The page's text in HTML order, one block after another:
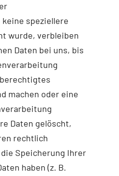
speziellere
wurde, verbleiben
Daten bei uns, bis
machen oder eine
Daten gelöscht,
rechtlich
Speicherung Ihrer
haben (z. B.